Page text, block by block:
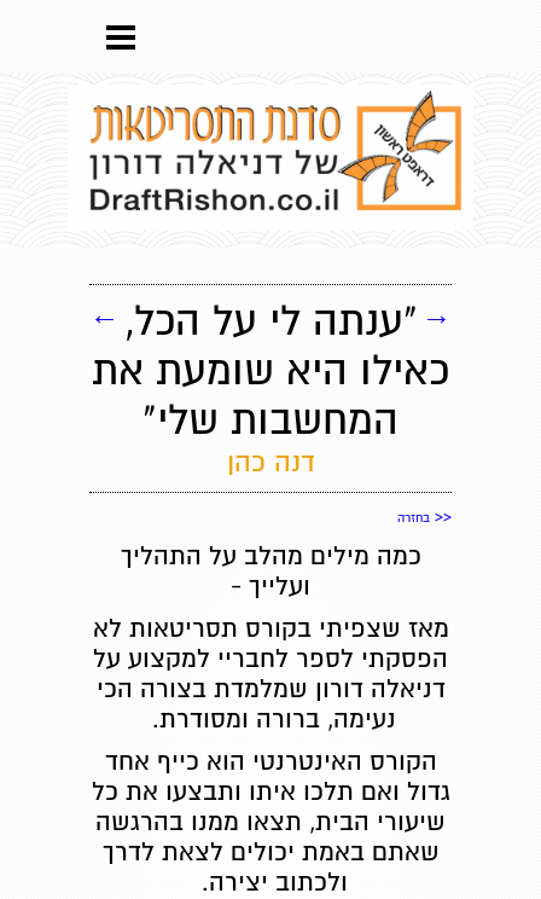
"ענתה לי על הכל,
כאילו היא שומעת את
המחשבות שלי"
דנה כהן
← →
<< בחזרה
כמה מילים מהלב על התהליך
ועלייך -
מאז שצפיתי בקורס תסריטאות לא
הפסקתי לספר לחבריי למקצוע על
דניאלה דורון שמלמדת בצורה הכי
נעימה, ברורה ומסודרת.
הקורס האינטרנטי הוא כייף אחד
גדול ואם תלכו איתו ותבצעו את כל
שיעורי הבית, תצאו ממנו בהרגשה
שאתם באמת יכולים לצאת לדרך
ולכתוב יצירה.